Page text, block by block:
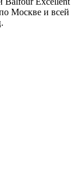
Москве и всей